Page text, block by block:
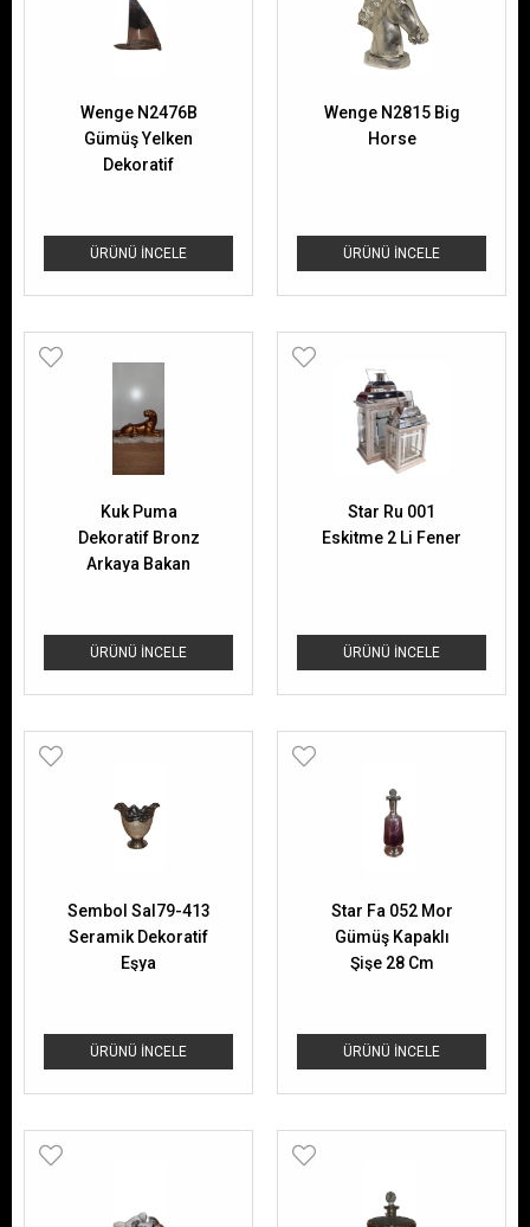
ÜRÜNÜ İNCELE
Wenge N2476B
Gümüş Yelken
Dekoratif
ÜRÜNÜ İNCELE
Wenge N2815 Big
Horse
ÜRÜNÜ İNCELE
Kuk Puma
Dekoratif Bronz
Arkaya Bakan
ÜRÜNÜ İNCELE
Star Ru 001
Eskitme 2 Li Fener
ÜRÜNÜ İNCELE
Sembol Sal79-413
Seramik Dekoratif
Eşya
ÜRÜNÜ İNCELE
Star Fa 052 Mor
Gümüş Kapaklı
Şişe 28 Cm